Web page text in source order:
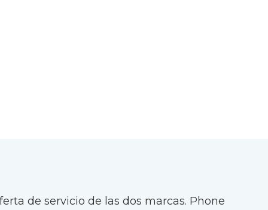
de servicio de las dos marcas. Phone